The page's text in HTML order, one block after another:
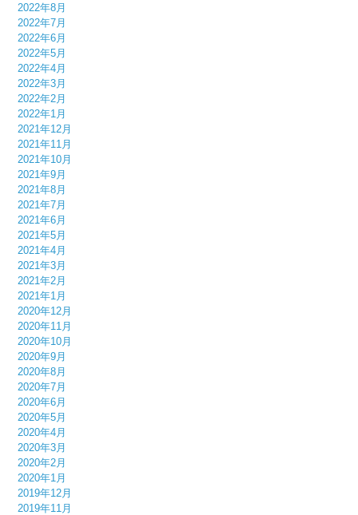
2022年8月
2022年7月
2022年6月
2022年5月
2022年4月
2022年3月
2022年2月
2022年1月
2021年12月
2021年11月
2021年10月
2021年9月
2021年8月
2021年7月
2021年6月
2021年5月
2021年4月
2021年3月
2021年2月
2021年1月
2020年12月
2020年11月
2020年10月
2020年9月
2020年8月
2020年7月
2020年6月
2020年5月
2020年4月
2020年3月
2020年2月
2020年1月
2019年12月
2019年11月